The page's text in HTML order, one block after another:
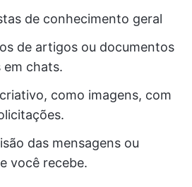
de conhecimento geral
de artigos ou documentos
chats.
como imagens, com
das mensagens ou
você recebe.